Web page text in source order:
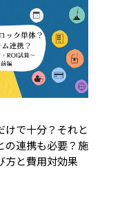
けで十分？それと
の連携も必要？施
方と費用対効果
メリットを